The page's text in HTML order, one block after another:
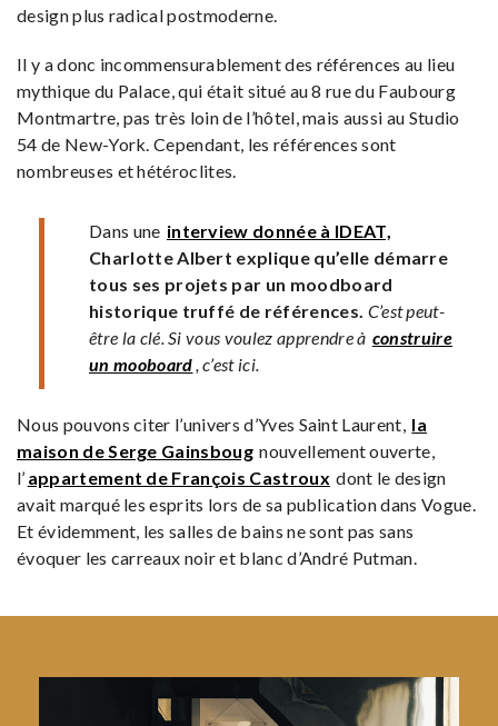
design plus radical postmoderne.
Il y a donc incommensurablement des références au lieu
mythique du Palace, qui était situé au 8 rue du Faubourg
Montmartre, pas très loin de l’hôtel, mais aussi au Studio
54 de New-York. Cependant, les références sont
nombreuses et hétéroclites.
Dans une interview donnée à IDEAT,
Charlotte Albert explique qu’elle démarre
tous ses projets par un moodboard
historique truffé de références. C’est peut-
être la clé. Si vous voulez apprendre à construire
un mooboard , c’est ici.
Nous pouvons citer l’univers d’Yves Saint Laurent, la
maison de Serge Gainsboug nouvellement ouverte,
l’ appartement de François Castroux dont le design
avait marqué les esprits lors de sa publication dans Vogue.
Et évidemment, les salles de bains ne sont pas sans
évoquer les carreaux noir et blanc d’André Putman.